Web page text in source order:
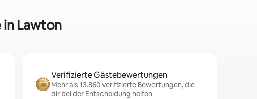
Lawton
Verifizierte Gästebewertungen
Mehr als 13.860 verifizierte Bewertungen, die
dir bei der Entscheidung helfen